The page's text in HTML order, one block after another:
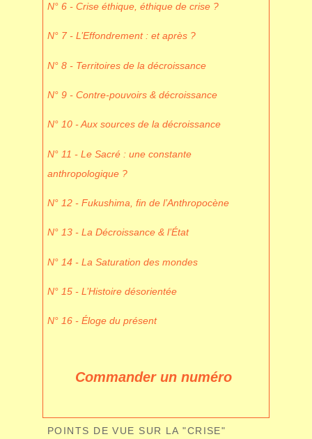
N° 6 - Crise éthique, éthique de crise ?
N° 7 - L’Effondrement : et après ?
N° 8 - Territoires de la décroissance
N° 9 - Contre-pouvoirs & décroissance
N° 10 - Aux sources de la décroissance
N° 11 - Le Sacré : une constante
anthropologique ?
N° 12 - Fukushima, fin de l’Anthropocène
N° 13 - La Décroissance & l’État
N° 14 - La Saturation des mondes
N° 15 - L’Histoire désorientée
N° 16 - Éloge du présent
Commander un numéro
POINTS DE VUE SUR LA "CRISE"